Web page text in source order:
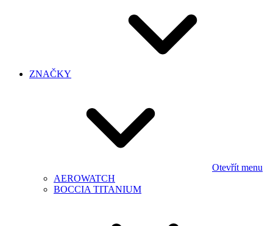
ZNAČKY
Otevřít menu
AEROWATCH
BOCCIA TITANIUM